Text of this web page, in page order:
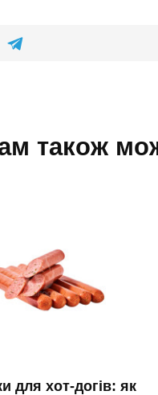
також
для хот-догів: як